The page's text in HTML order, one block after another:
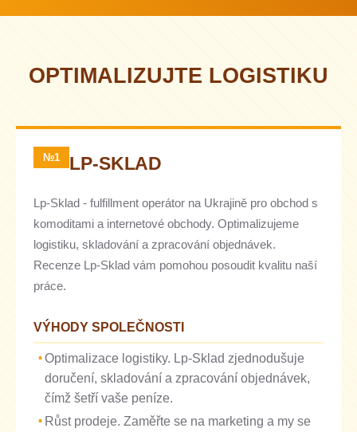
OPTIMALIZUJTE LOGISTIKU
№1 LP-SKLAD
Lp-Sklad - fulfillment operátor na Ukrajině pro obchod s
komoditami a internetové obchody. Optimalizujeme
logistiku, skladování a zpracování objednávek.
Recenze Lp-Sklad vám pomohou posoudit kvalitu naší
práce.
VÝHODY SPOLEČNOSTI
Optimalizace logistiky. Lp-Sklad zjednodušuje
doručení, skladování a zpracování objednávek,
čímž šetří vaše peníze.
Růst prodeje. Zaměřte se na marketing a my se